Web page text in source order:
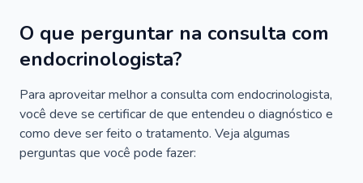
O que perguntar na consulta com
endocrinologista?
Para aproveitar melhor a consulta com endocrinologista,
você deve se certificar de que entendeu o diagnóstico e
como deve ser feito o tratamento. Veja algumas
perguntas que você pode fazer: